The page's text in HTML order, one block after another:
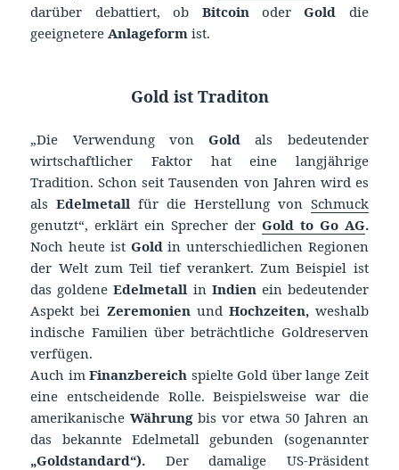
darüber debattiert, ob Bitcoin oderGold die
geeignetere Anlageform ist.
Gold ist Traditon
„Die Verwendung vonGold als bedeutender
wirtschaftlicher Faktor hat eine langjährige
Tradition. Schon seit Tausenden von Jahren wird es
alsEdelmetall für die Herstellung von Schmuck
genutzt“, erklärt ein Sprecher der Gold to Go AG.
Noch heute ist Gold in unterschiedlichen Regionen
der Welt zum Teil tief verankert. Zum Beispiel ist
das goldeneEdelmetall in Indien ein bedeutender
Aspekt bei Zeremonien und Hochzeiten, weshalb
indische Familien über beträchtliche Goldreserven
verfügen.
Auch imFinanzbereich spielte Gold über lange Zeit
eine entscheidende Rolle. Beispielsweise war die
amerikanischeWährungbis vor etwa 50 Jahren an
das bekannte Edelmetall gebunden (sogenannter
„Goldstandard“). Der damalige US-Präsident